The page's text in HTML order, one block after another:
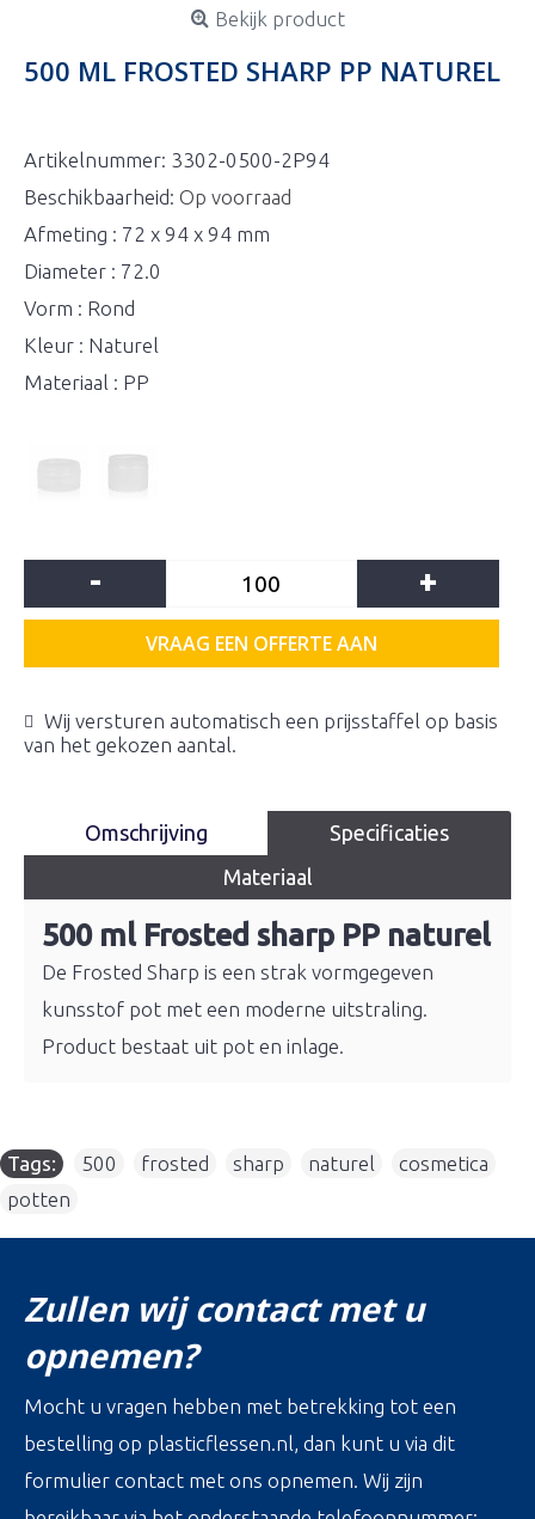
Bekijk product
500 ML FROSTED SHARP PP NATUREL
Artikelnummer: 3302-0500-2P94
Beschikbaarheid: Op voorraad
Afmeting : 72 x 94 x 94 mm
Diameter : 72.0
Vorm : Rond
Kleur : Naturel
Materiaal : PP
- +
VRAAG EEN OFFERTE AAN
Wij versturen automatisch een prijsstaffel op basis
van het gekozen aantal.
Omschrijving
Specificaties
Materiaal
500 ml Frosted sharp PP naturel
De Frosted Sharp is een strak vormgegeven
kunsstof pot met een moderne uitstraling.
Product bestaat uit pot en inlage.
Tags: 500 frosted sharp naturel cosmetica
potten
Zullen wij contact met u
opnemen?
Mocht u vragen hebben met betrekking tot een
bestelling op plasticflessen.nl, dan kunt u via dit
formulier contact met ons opnemen. Wij zijn